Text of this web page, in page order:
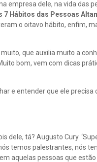
dele, na vida das
7 Hábitos das Pessoas
o oitavo hábito, enfim,
que auxilia muito a
bom, vem com dicas
e entender que ele
tá? Augusto Cury.
temos palestrantes, nós
aquelas pessoas que